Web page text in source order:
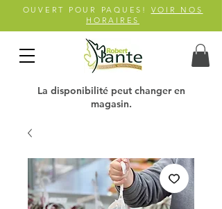
OUVERT POUR PAQUES! VOIR NOS
HORAIRES
La disponibilité peut changer en
magasin.